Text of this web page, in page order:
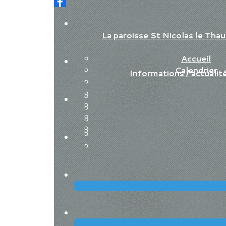
La paroisse St Nicolas le
Accueil
Calendrier
Informations /